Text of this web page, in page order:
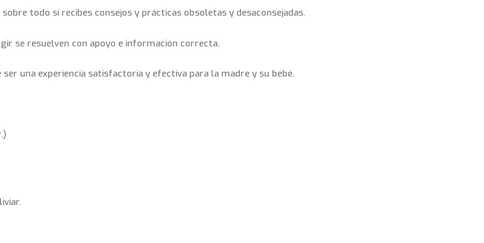
todo si recibes consejos y prácticas obsoletas y desaconsejadas.
se resuelven con apoyo e información correcta.
ser una experiencia satisfactoria y efectiva para la madre y su bebé.